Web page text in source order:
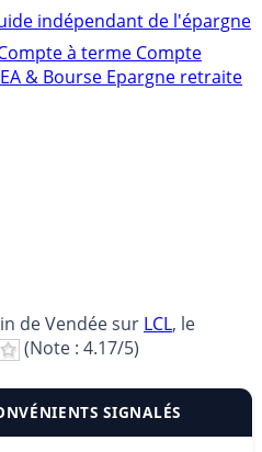
indépendant de l'épargne
à terme Compte
& Bourse Epargne retraite
de Vendéesur LCL, le
(Note : 4.17/5)
SIGNALÉS